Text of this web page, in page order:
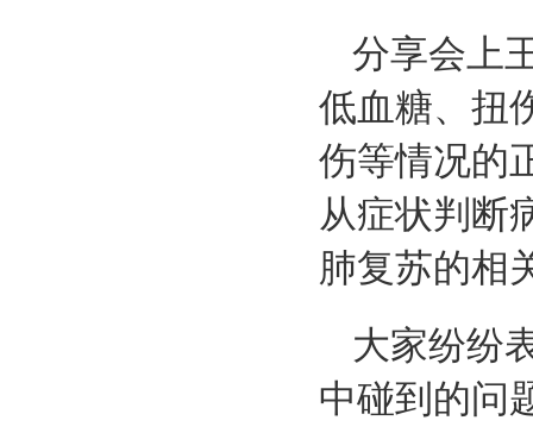
分享会上
低血糖、扭
伤等情况的
从症状判断
肺复苏的相
大家纷纷
中碰到的问